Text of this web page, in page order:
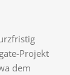
Projekt
dem